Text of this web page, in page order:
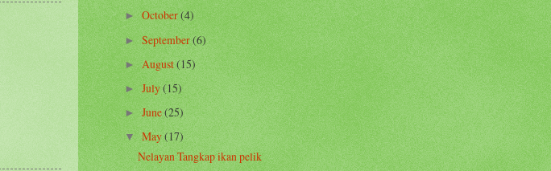
►October(4)
►September(6)
►August(15)
►July(15)
►June(25)
▼May(17)
Nelayan Tangkap ikan pelik